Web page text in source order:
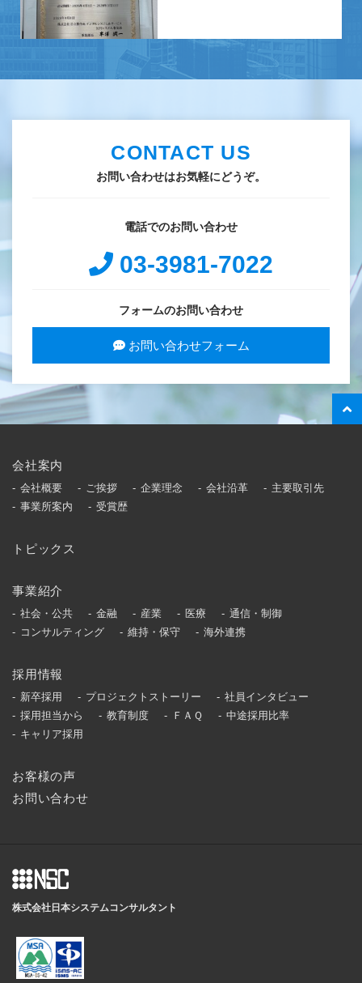
CONTACT US
お問い合わせはお気軽にどうぞ。
電話でのお問い合わせ
03-3981-7022
フォームのお問い合わせ
お問い合わせフォーム
会社案内
会社概要 ご挨拶 企業理念 会社沿革
主要取引先
事業所案内
受賞歴
トピックス
事業紹介
社会・公共 金融 産業 医療
通信・制御
コンサルティング
維持・保守 海外連携
採用情報
新卒採用 プロジェクトストーリー
社員インタビュー
採用担当から
教育制度 ＦＡＱ
中途採用比率
キャリア採用
お客様の声
お問い合わせ
株式会社日本システムコンサルタント